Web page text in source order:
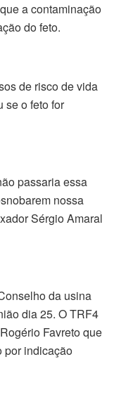
a contaminação
do feto.
de risco de vida
se o feto for
passaria essa
nossa
Sérgio Amaral
da usina
dia 25. O TRF4
Favreto que
por indicação